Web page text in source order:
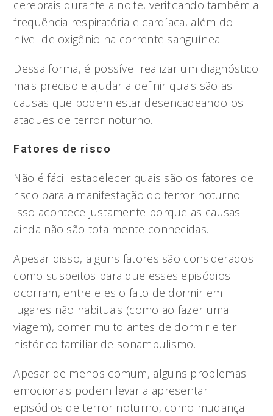
cerebrais durante a noite, verificando também a
frequência respiratória e cardíaca, além do
nível de oxigênio na corrente sanguínea.
Dessa forma, é possível realizar um diagnóstico
mais preciso e ajudar a definir quais são as
causas que podem estar desencadeando os
ataques de terror noturno.
Fatores de risco
Não é fácil estabelecer quais são os fatores de
risco para a manifestação do terror noturno.
Isso acontece justamente porque as causas
ainda não são totalmente conhecidas.
Apesar disso, alguns fatores são considerados
como suspeitos para que esses episódios
ocorram, entre eles o fato de dormir em
lugares não habituais (como ao fazer uma
viagem), comer muito antes de dormir e ter
histórico familiar de sonambulismo.
Apesar de menos comum, alguns problemas
emocionais podem levar a apresentar
episódios de terror noturno, como mudança